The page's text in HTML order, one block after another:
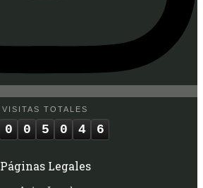
VISITAS TOTALES
0 0 5 0 4 6
Páginas Legales